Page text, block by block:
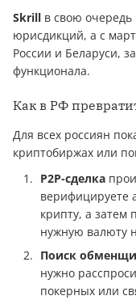
Skrill в свою очередь
юрисдикций, а с
России и Беларуси,
функционала.
Как в РФ
Для всех россиян
криптобиржах или
P2P-сделка
верифицируете
крипту, а затем
нужную валюту
Поиск
нужно
покерных или